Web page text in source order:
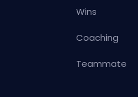
Wins
Coaching
Teammate